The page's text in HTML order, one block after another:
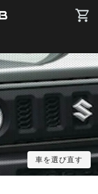
車を選び直す